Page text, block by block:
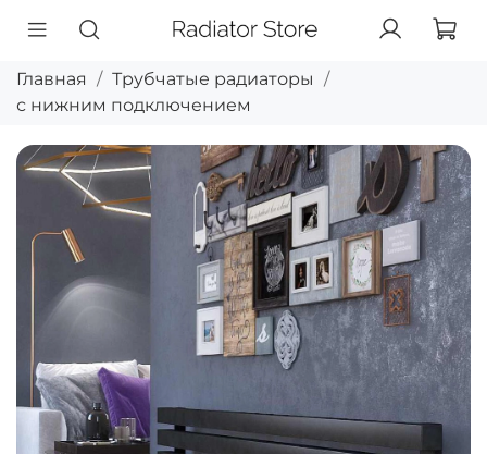
Главная
Трубчатые радиаторы
с нижним подключением